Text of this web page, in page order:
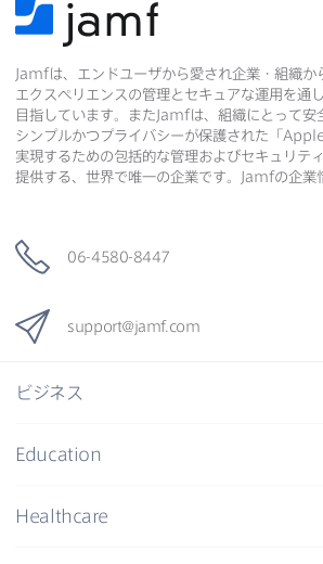
Jamfは、​エンドユーザから​愛され企業・組織か
エクスペリエンスの​管理と​セキュアな​運用を​通
目指しています。​また Jamfは、​組織に​とって​安
シンプルかつプライバシーが​保護された​「
実現する​ための​包括的な​管理および​セキュリテ
提供する、​世界で​唯一の​企業です。
Jamfの​企業
06-4580-8447
support@jamf. com
ビジネス
Education
Healthcare